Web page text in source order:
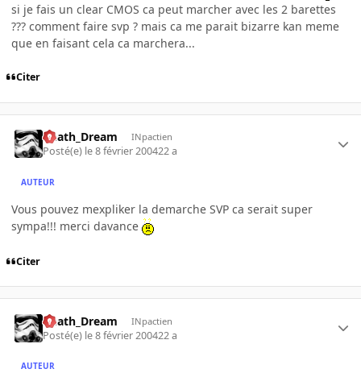
si je fais un clear CMOS ca peut marcher avec les 2 barettes
??? comment faire svp ? mais ca me parait bizarre kan meme
que en faisant cela ca marchera...
Citer
Death_Dream INpactien
Posté(e) le 8 février 200422 a
AUTEUR
Vous pouvez mexpliker la demarche SVP ca serait super
sympa!!! merci davance
Citer
Death_Dream INpactien
Posté(e) le 8 février 200422 a
AUTEUR